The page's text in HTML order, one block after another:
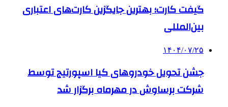
گیفت کارت؛ بهترین جایگزین کارت‌های اعتباری
بین‌المللی
۱۴۰۴/۰۷/۲۵
جشن تحویل خودروهای کیا اسپورتیج توسط
شرکت برساوش در مهرماه برگزار شد